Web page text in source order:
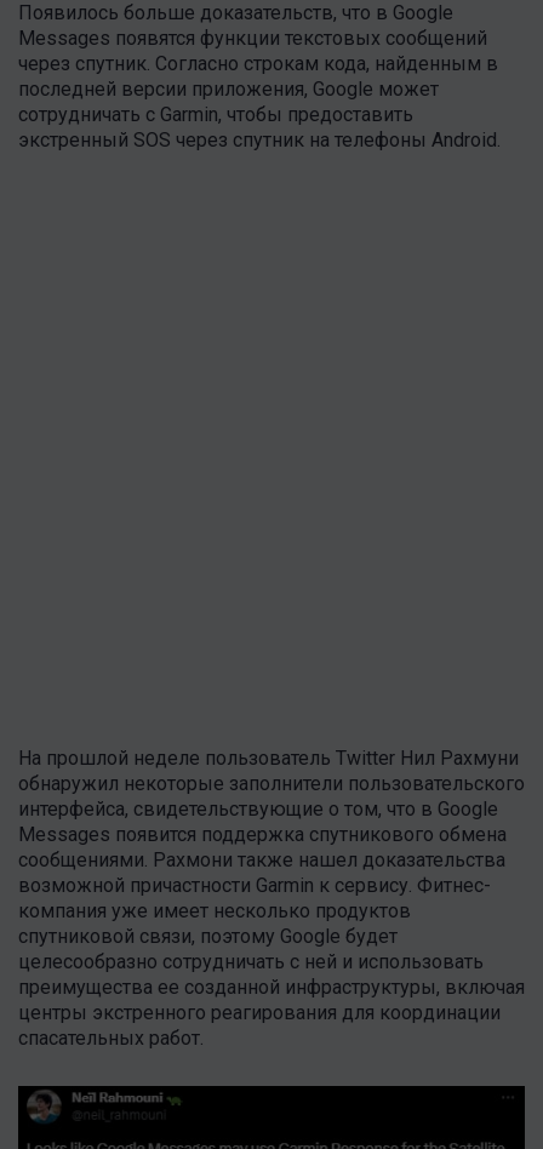
Появилось больше доказательств, что в Google
Messages появятся функции текстовых сообщений
через спутник. Согласно строкам кода, найденным в
последней версии приложения, Google может
сотрудничать с Garmin, чтобы предоставить
экстренный SOS через спутник на телефоны Android.
На прошлой неделе пользователь Twitter Нил Рахмуни
обнаружил некоторые заполнители пользовательского
интерфейса, свидетельствующие о том, что в Google
Messages появится поддержка спутникового обмена
сообщениями. Рахмони также нашел доказательства
возможной причастности Garmin к сервису. Фитнес-
компания уже имеет несколько продуктов
спутниковой связи, поэтому Google будет
целесообразно сотрудничать с ней и использовать
преимущества ее созданной инфраструктуры, включая
центры экстренного реагирования для координации
спасательных работ.